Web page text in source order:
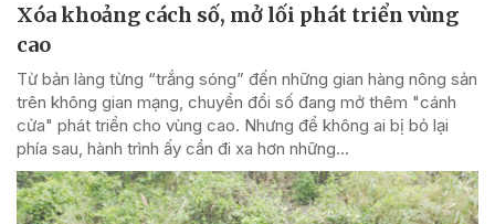
Xóa khoảng cách số, mở lối phát triển vùng
cao
Từ bản làng từng “trắng sóng” đến những gian hàng nông sản
trên không gian mạng, chuyển đổi số đang mở thêm "cánh
cửa" phát triển cho vùng cao. Nhưng để không ai bị bỏ lại
phía sau, hành trình ấy cần đi xa hơn những...